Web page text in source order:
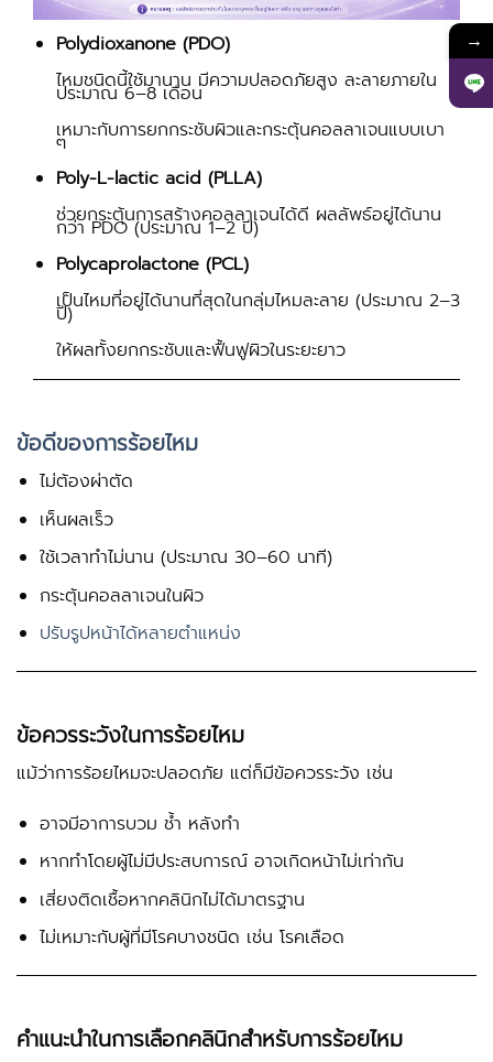
Polydioxanone (PDO)
ไหมชนิดนี้ใช้มานาน มีความปลอดภัยสูง ละลายภายใน
ประมาณ 6–8 เดือน
เหมาะกับการยกกระชับผิวและกระตุ้นคอลลาเจนแบบเบา
ๆ
Poly-L-lactic acid (PLLA)
ช่วยกระตุ้นการสร้างคอลลาเจนได้ดี ผลลัพธ์อยู่ได้นาน
กว่า PDO (ประมาณ 1–2 ปี)
Polycaprolactone (PCL)
เป็นไหมที่อยู่ได้นานที่สุดในกลุ่มไหมละลาย (ประมาณ 2–3
ปี)
ให้ผลทั้งยกกระชับและฟื้นฟูผิวในระยะยาว
ข้อดีของการร้อยไหม
ไม่ต้องผ่าตัด
เห็นผลเร็ว
ใช้เวลาทำไม่นาน (ประมาณ 30–60 นาที)
กระตุ้นคอลลาเจนในผิว
ปรับรูปหน้าได้หลายตำแหน่ง
ข้อควรระวังในการร้อยไหม
แม้ว่าการร้อยไหมจะปลอดภัย แต่ก็มีข้อควรระวัง เช่น
อาจมีอาการบวม ช้ำ หลังทำ
หากทำโดยผู้ไม่มีประสบการณ์ อาจเกิดหน้าไม่เท่ากัน
เสี่ยงติดเชื้อหากคลินิกไม่ได้มาตรฐาน
ไม่เหมาะกับผู้ที่มีโรคบางชนิด เช่น โรคเลือด
คำแนะนำในการเลือกคลินิกสำหรับการร้อยไหม
→